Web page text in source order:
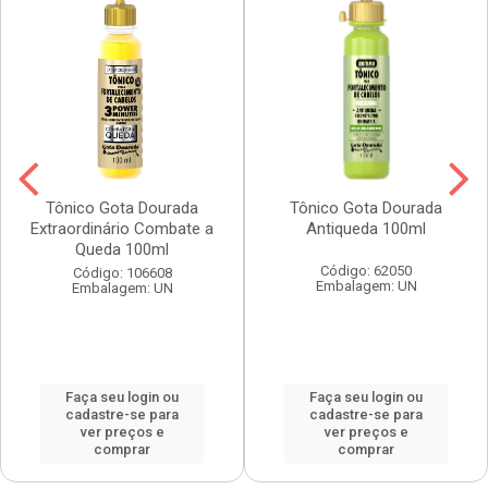
Tônico Gota Dourada
Extraordinário Combate a
Queda 100ml
Código: 106608
Embalagem: UN
Faça seu login ou
cadastre-se para
ver preços e
comprar
Tônico Gota Dourada
Antiqueda 100ml
Código: 62050
Embalagem: UN
Faça seu login ou
cadastre-se para
ver preços e
comprar